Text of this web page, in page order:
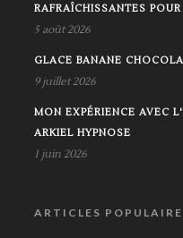
RAFRAÎCHISSANTES
5 août 2026
GLACE BANANE
9 juillet 2026
MON EXPÉRIENCE AVEC
ARKIEL HYPNOSE
1 juin 2026
ARTICLES